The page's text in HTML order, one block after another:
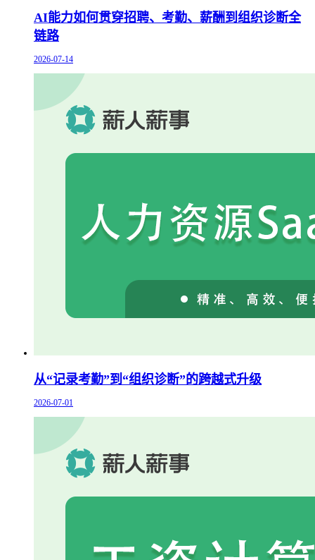
AI能力如何贯穿招聘、考勤、薪酬到组织诊断全
链路
2026-07-14
从“记录考勤”到“组织诊断”的跨越式升级
2026-07-01